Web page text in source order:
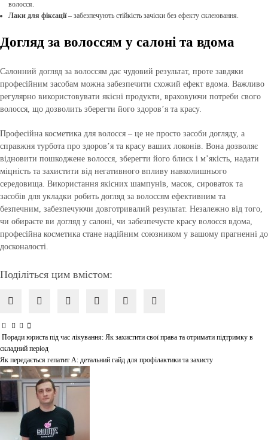
волосся.
Лаки для фіксації– забезпечують стійкість зачіски без ефекту склеювання.
Догляд за волоссям у салоні та вдома
Салонний догляд за волоссям дає чудовий результат, проте завдяки
професійним засобам можна забезпечити схожий ефект вдома. Важливо
регулярно використовувати якісні продукти, враховуючи потреби свого
волосся, що дозволить зберегти його здоров’я та красу.
Професійна косметика для волосся – це не просто засоби догляду, а
справжня турбота про здоров’я та красу ваших локонів. Вона дозволяє
відновити пошкоджене волосся, зберегти його блиск і м’якість, надати
міцність та захистити від негативного впливу навколишнього
середовища. Використання якісних шампунів, масок, сироваток та
засобів для укладки робить догляд за волоссям ефективним та
безпечним, забезпечуючи довготривалий результат. Незалежно від того,
чи обираєте ви догляд у салоні, чи забезпечуєте красу волосся вдома,
професійна косметика стане надійним союзником у вашому прагненні до
досконалості.
Поділіться цим вмістом:
Навігація
записів
Поради юриста під час лікування: Як захистити свої права та отримати підтримку в
складний період
Як передається гепатит А: детальний гайд для профілактики та захисту